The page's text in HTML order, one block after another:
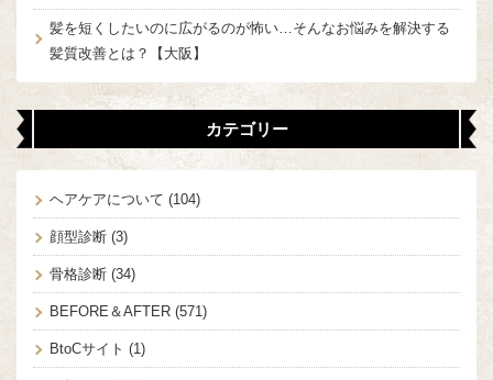
髪を短くしたいのに広がるのが怖い…そんなお悩みを解決する
髪質改善とは？【大阪】
カテゴリー
ヘアケアについて (104)
顔型診断 (3)
骨格診断 (34)
BEFORE＆AFTER (571)
BtoCサイト (1)